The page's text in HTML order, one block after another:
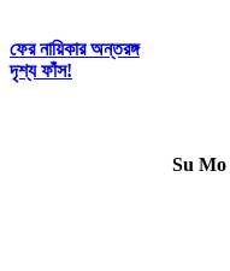
ফের নায়িকার অন্তরঙ্গ
দৃশ্য ফাঁস!
Su Mo